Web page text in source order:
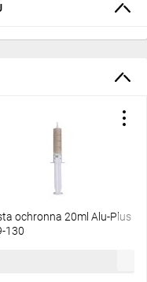
ochronna 20ml Alu-Plus
130